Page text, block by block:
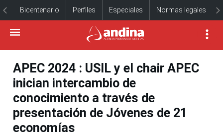
Bicentenario Perfiles Especiales Normas legales
APEC 2024 : USIL y el chair APEC
inician intercambio de
conocimiento a través de
presentación de Jóvenes de 21
economías